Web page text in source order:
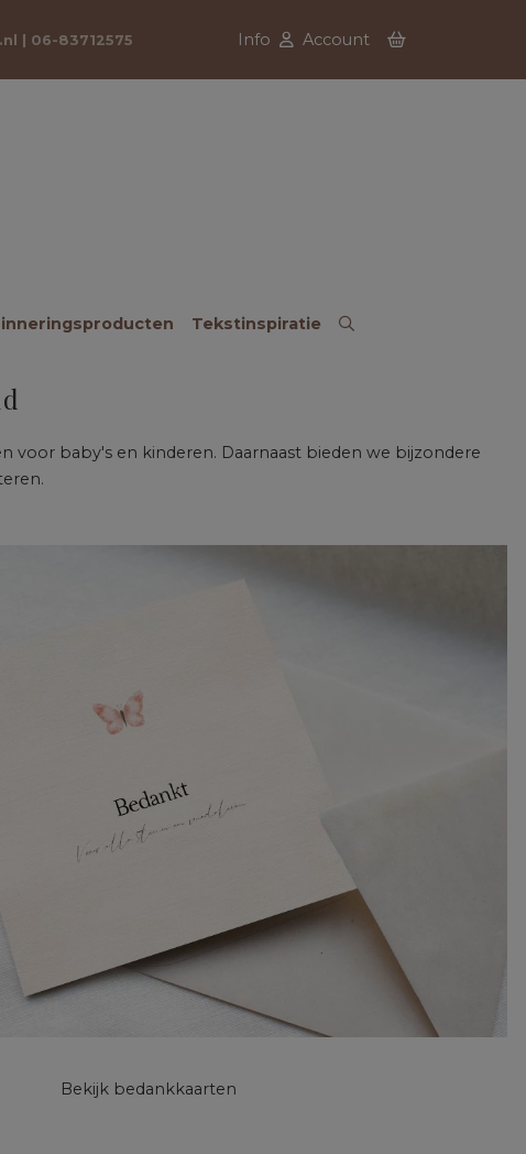
| 06-83712575 Info Account
Tekstinspiratie
voor baby's en kinderen. Daarnaast bieden we bijzondere
Bekijk bedankkaarten